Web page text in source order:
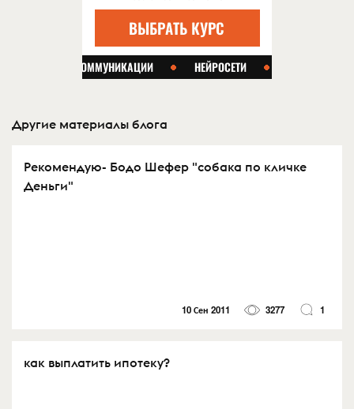
Другие материалы блога
Рекомендую- Бодо Шефер "собака по кличке
Деньги"
10 Сен 2011 3277 1
как выплатить ипотеку?